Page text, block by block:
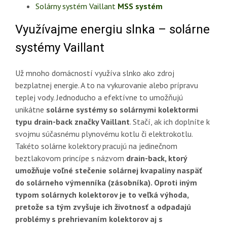
Solárny systém Vaillant MSS systém
Využívajme energiu slnka – solárne
systémy Vaillant
Už mnoho domácností využíva slnko ako zdroj
bezplatnej energie. A to na vykurovanie alebo prípravu
teplej vody. Jednoducho a efektívne to umožňujú
unikátne solárne systémy so solárnymi kolektormi
typu drain-back značky Vaillant. Stačí, ak ich doplníte k
svojmu súčasnému plynovému kotlu či elektrokotlu.
Takéto solárne kolektory pracujú na jedinečnom
beztlakovom princípe s názvom drain-back, ktorý
umožňuje voľné stečenie solárnej kvapaliny naspäť
do solárneho výmenníka (zásobníka). Oproti iným
typom solárnych kolektorov je to veľká výhoda,
pretože sa tým zvyšuje ich životnosť a odpadajú
problémy s prehrievaním kolektorov aj s